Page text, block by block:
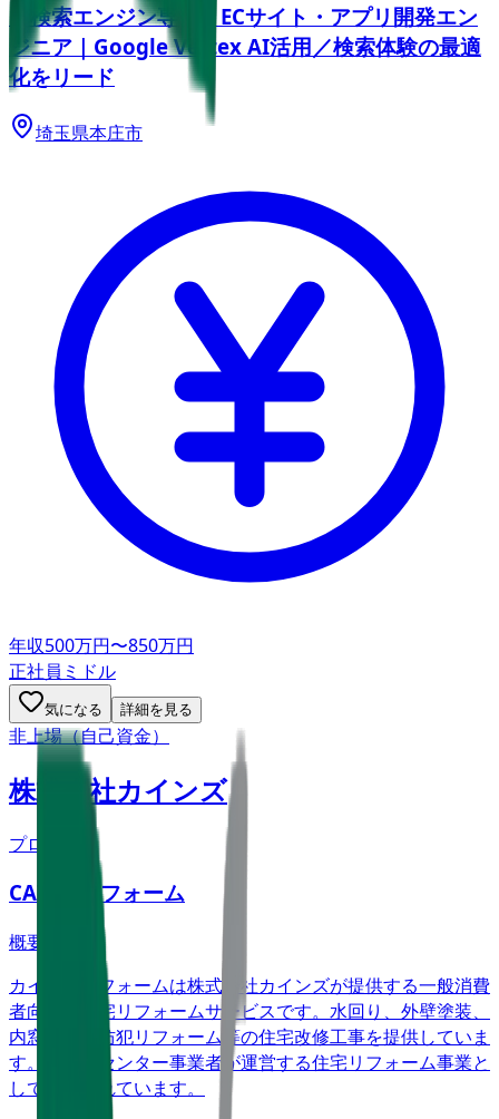
【検索エンジン専任】ECサイト・アプリ開発エン
ジニア｜Google Vertex AI活用／検索体験の最適
化をリード
埼玉県本庄市
年収500万円〜850万円
正社員 ミドル
気になる 詳細を見る
非上場（自己資金）
株式会社カインズ
プロダクト
CAINZ リフォーム
概要
カインズリフォームは株式会社カインズが提供する一般消費
者向けの住宅リフォームサービスです。水回り、外壁塗装、
内窓設置、防犯リフォーム等の住宅改修工事を提供していま
す。ホームセンター事業者が運営する住宅リフォーム事業と
して展開されています。